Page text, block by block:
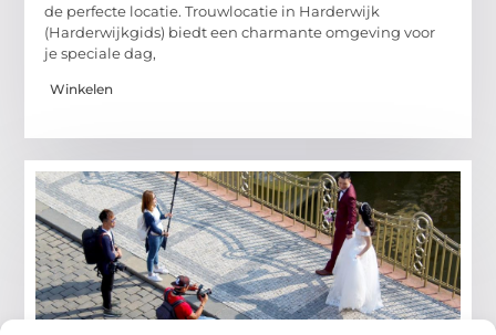
de perfecte locatie. Trouwlocatie in Harderwijk
(Harderwijkgids) biedt een charmante omgeving voor
je speciale dag,
Winkelen